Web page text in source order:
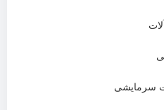
سرمایشی